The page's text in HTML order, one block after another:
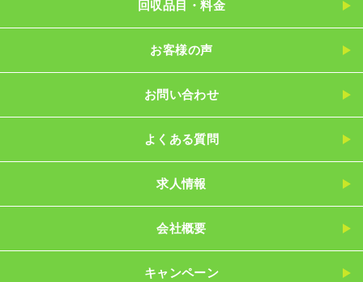
回収品目・料金
お客様の声
お問い合わせ
よくある質問
求人情報
会社概要
キャンペーン